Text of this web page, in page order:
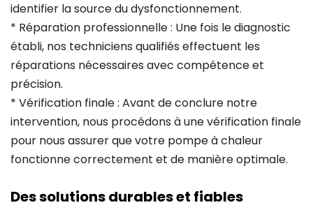
identifier la source du dysfonctionnement.
* Réparation professionnelle : Une fois le diagnostic
établi, nos techniciens qualifiés effectuent les
réparations nécessaires avec compétence et
précision.
* Vérification finale : Avant de conclure notre
intervention, nous procédons à une vérification finale
pour nous assurer que votre pompe à chaleur
fonctionne correctement et de manière optimale.
Des solutions durables et fiables